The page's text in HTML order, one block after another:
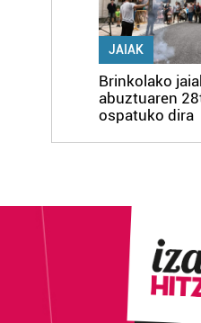
JAIAK
Brinkolako
abuztuaren
ospatuko dira